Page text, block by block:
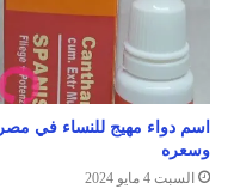
اسم دواء مهيج للنساء في مصر
وسعره
السبت 4 مايو 2024